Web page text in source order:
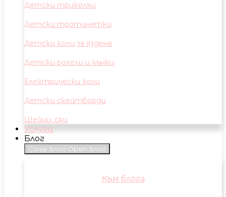
Детски триколки
Детски тротинетки
Детски коли за яздене
Детски ролели и кънки
Електрически коли
Детски скейтборди
Шейни, ски
Услуги
Блог
Close Блог Open Блог
Към блога